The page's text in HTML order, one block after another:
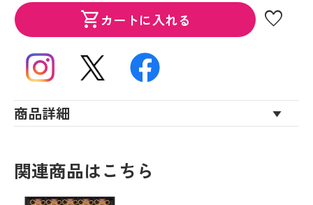
shopping_cartカートに入れる favorite
商品詳細
関連商品はこちら